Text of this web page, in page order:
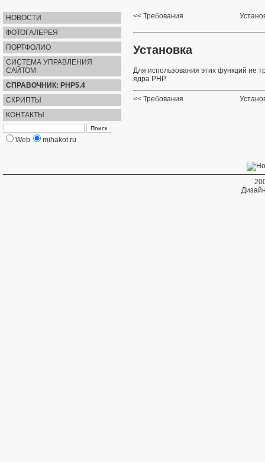
НОВОСТИ
ФОТОГАЛЕРЕЯ
ПОРТФОЛИО
СИСТЕМА УПРАВЛЕНИЯ
САЙТОМ
СПРАВОЧНИК: PHP5.4
СКРИПТЫ
КОНТАКТЫ
Web mihakot.ru
Требования
Установка
Для использования этих функций не
ядра PHP.
Требования